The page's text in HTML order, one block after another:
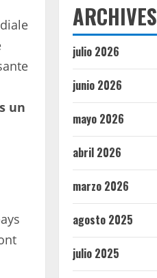
un
ARCHIVES
julio 2026
junio 2026
mayo 2026
abril 2026
marzo 2026
agosto 2025
julio 2025